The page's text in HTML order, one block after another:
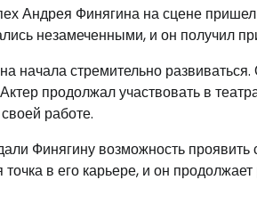
Андрея Финягина на сцене
незамеченными, и он получил
начала стремительно
продолжал участвовать в
работе.
Финягину возможность проявить
в его карьере, и он